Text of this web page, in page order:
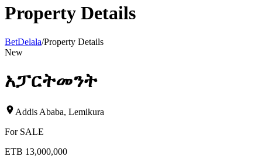
Property Details
BetDelala/Property Details
New
አፓርትመንት
Addis Ababa, Lemikura
For SALE
ETB 13,000,000